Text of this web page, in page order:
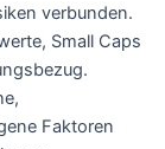
verbunden.
Small Caps
Faktoren